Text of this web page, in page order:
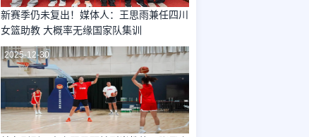
新赛季仍未复出！媒体人：王思雨兼任四川
女篮助教 大概率无缘国家队集训
2025-12-30